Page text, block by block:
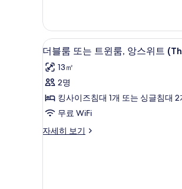
위
트
(The
Superior
Room)
사
진
모
트
윈
룸,
앙
스
위
(The
Superior
자
더
블
룸
또
는
윈
다리
6
더블룸 또는 트윈룸, 앙스위트
13㎡
2명
킹사이즈침대 1개 또는 싱글침대 2
무료 WiFi
자세히 보기
더